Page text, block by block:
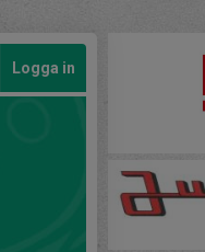
Logga in